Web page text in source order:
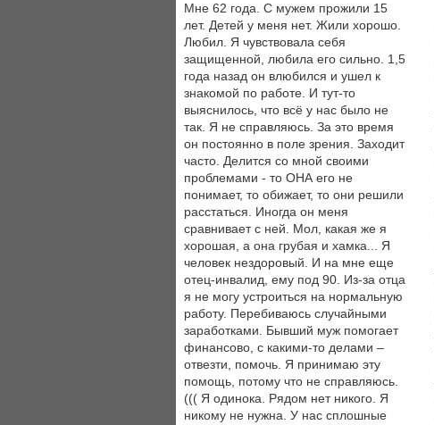
Мне 62 года. С мужем прожили 15
лет. Детей у меня нет. Жили хорошо.
Любил. Я чувствовала себя
защищенной, любила его сильно. 1,5
года назад он влюбился и ушел к
знакомой по работе. И тут-то
выяснилось, что всё у нас было не
так. Я не справляюсь. За это время
он постоянно в поле зрения. Заходит
часто. Делится со мной своими
проблемами - то ОНА его не
понимает, то обижает, то они решили
расстаться. Иногда он меня
сравнивает с ней. Мол, какая же я
хорошая, а она грубая и хамка... Я
человек нездоровый. И на мне еще
отец-инвалид, ему под 90. Из-за отца
я не могу устроиться на нормальную
работу. Перебиваюсь случайными
заработками. Бывший муж помогает
финансово, с какими-то делами –
отвезти, помочь. Я принимаю эту
помощь, потому что не справляюсь.
((( Я одинока. Рядом нет никого. Я
никому не нужна. У нас сплошные